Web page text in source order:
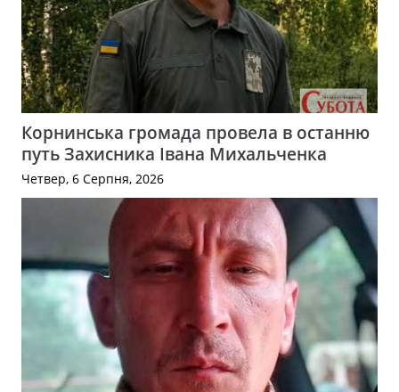
Корнинська громада провела в останню
путь Захисника Івана Михальченка
Четвер, 6 Серпня, 2026